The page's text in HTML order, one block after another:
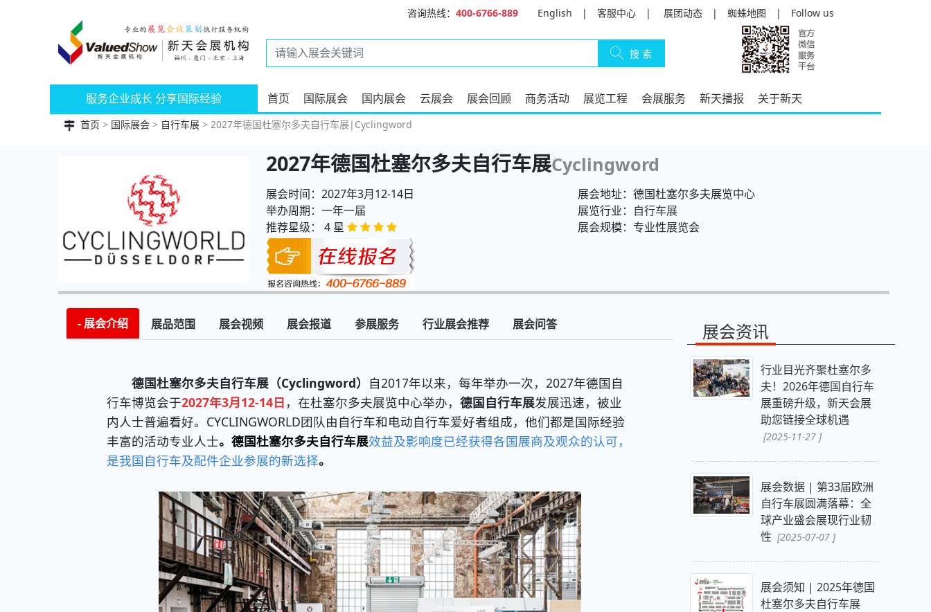
咨询热线： 400-6766-889 English | 客服中心 | 展团动态 | 蜘蛛地图 | Follow us
服务企业成长 分享国际经验 首页 国际展会 国内展会 云展会 展会回顾 商务活动 展览工程 会展服务 新天播报 关于新天
首页 > 国际展会 > 自行车展 > 2027年德国杜塞尔多夫自行车展|Cyclingword
2027年德国杜塞尔多夫自行车展Cyclingword
展会时间：2027年3月12-14日
展会地址：德国杜塞尔多夫展览中心
举办周期：一年一届
展览行业： 自行车展
推荐星级： 4 星
展会规模：专业性展览会
展会介绍 展品范围 展会视频 展会报道 参展服务 行业展会推荐 展会问答
德国杜塞尔多夫自行车展（Cyclingword） 自2017年以来，每年举办一次，2027年德国自
行车博览会于2027年3月12-14日 ，在杜塞尔多夫展览中心举办， 德国自行车展发展迅速，被业
内人士普遍看好。CYCLINGWORLD团队由自行车和电动自行车爱好者组成，他们都是国际经验
丰富的活动专业人士。 德国杜塞尔多夫自行车展效益及影响度已经获得各国展商及观众的认可，
是我国自行车及配件企业参展的新选择。
展会资讯
行业目光齐聚杜塞尔多
夫！2026年德国自行车
展重磅升级，新天会展
助您链接全球机遇
[2025-11-27 ]
展会数据 | 第33届欧洲
自行车展圆满落幕：全
球产业盛会展现行业韧
性 [2025-07-07 ]
展会须知 | 2025年德国
杜塞尔多夫自行车展